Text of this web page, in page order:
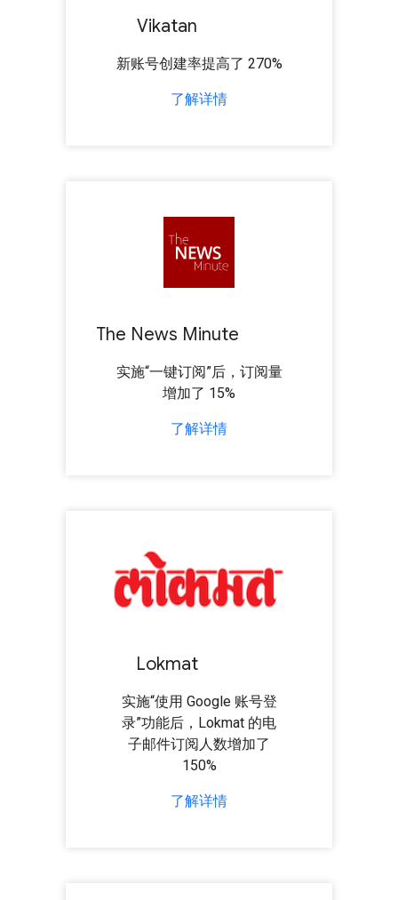
Vikatan
新账号创建率提高了 270%
了解详情
The News Minute
实施“一键订阅”后，订阅量
增加了 15%
了解详情
Lokmat
实施“使用 Google 账号登
录”功能后，Lokmat 的电
子邮件订阅人数增加了
150%
了解详情